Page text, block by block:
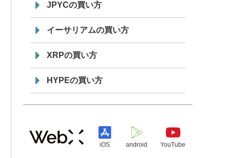
JPYCの買い方
イーサリアムの買い方
XRPの買い方
HYPEの買い方
iOS android YouTube